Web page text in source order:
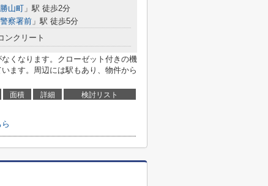
勝山町 」駅 徒歩2分
警察署前 」駅 徒歩5分
ンクリート
くなります。クローゼット付きの機
ます。周辺には駅もあり、物件から
面積 詳細 検討リスト